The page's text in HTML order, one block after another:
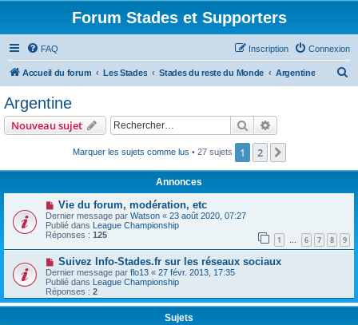
Forum Stades et Supporters
FAQ Connexion
Inscription
Accueil du forum Les Stades Stades du reste du Monde Argentine
r
Argentine
Nouveau sujet Rechercher
Marquer les sujets comme lus • 27 sujets 1 2
Annonces
Vie du forum, modération, etc
Dernier message par Watson « 23 août 2020, 07:27
Publié dans League Championship
Réponses : 125 1 … 6 7 8 9
Suivez Info-Stades.fr sur les réseaux sociaux
Dernier message par flo13 « 27 févr. 2013, 17:35
Publié dans League Championship
Réponses : 2
Sujets